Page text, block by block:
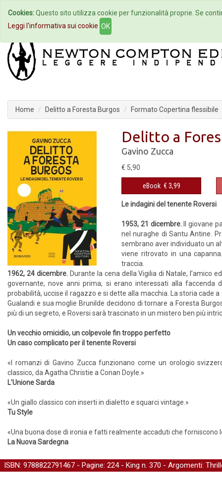
Home Autori Eventi
Home Delitto a Foresta Burgos Formato Copertina flessibile
Delitto a
Gavino Zucca
€ 5,90
eBook € 3,99
Le indagini del tenente Roversi
1953, 21 dicembre.Il giovane
nel nuraghe di Santu Antine.
sembrano aver individuato un
viene ritrovato in una
traccia.
1962, 24 dicembre.Durante la cena della Vigilia di Natale, l’amico
governante, nove anni prima, si erano interessati alla
probabilità, uccise il ragazzo e si dette alla macchia. La storia cade
Gualandi e sua moglie Brunilde decidono di tornare a Foresta
più di un segreto, e Roversi sarà trascinato in un mistero ben più
Un vecchio omicidio, un colpevole fin troppo perfetto
Un caso complicato per il tenente Roversi
«I romanzi di Gavino Zucca funzionano come un orologio
classico, da Agatha Christie a Conan Doyle.»
L’Unione Sarda
«Un giallo classico con inserti in dialetto e squarci vintage.»
Tu Style
«Una buona dose di ironia e fatti realmente accaduti che
La Nuova Sardegna
ISBN: 9788822791467 - Pagine: 224 - King n. 370 - Argomenti:
Cookies:Questo sito utilizza cookie per funzionalità proprie. Se
Leggi l'informativa sui cookie OK